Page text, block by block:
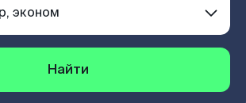
Найти